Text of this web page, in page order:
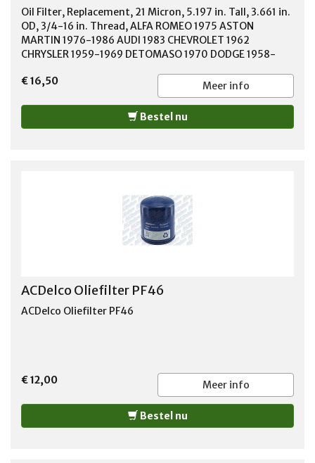
Oil Filter, Replacement, 21 Micron, 5.197 in. Tall, 3.661 in.
OD, 3/4-16 in. Thread, ALFA ROMEO 1975 ASTON
MARTIN 1976-1986 AUDI 1983 CHEVROLET 1962
CHRYSLER 1959-1969 DETOMASO 1970 DODGE 1958-
INTERNATIONAL 1967-1980 JEEP 1964-1967 JENSEN 1973
LAND ROVER 1993-1994 LINCOLN 1959-1988 MAZDA
1994-2001 MERCURY 1957-1999 NISSAN 1970-1981
PLYMOUTH 1960-1974 SUNBEAM 1964 TOYOTA 1970-
€ 16,50 Meer info
Bestel nu
ACDelco Oliefilter PF46
ACDelco Oliefilter PF46
€ 12,00 Meer info
Bestel nu